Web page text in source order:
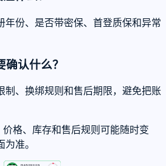
年份、是否带密保、首登质保和异常
认什么？
制、换绑规则和售后期限，避免把账
价格、库存和售后规则可能随时变
准。